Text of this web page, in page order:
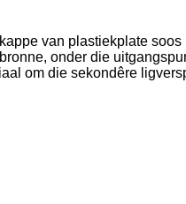
van plastiekplate
onder die
om die sekondêre